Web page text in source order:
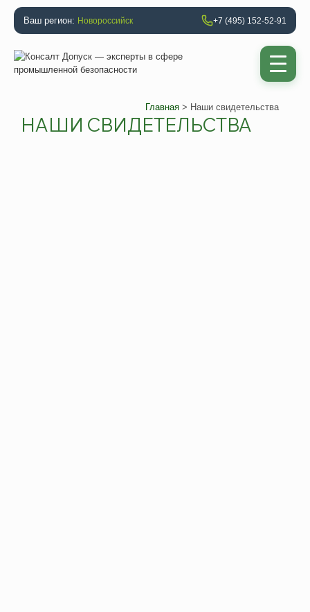
Ваш регион: Новороссийск +7 (495) 152-52-91
Главная > Наши свидетельства
НАШИ СВИДЕТЕЛЬСТВА